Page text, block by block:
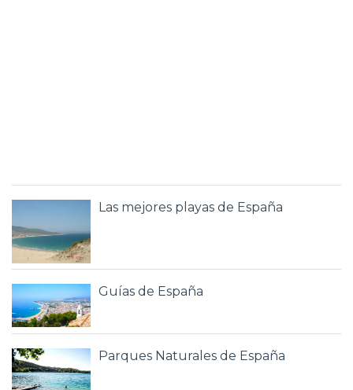
Las mejores playas de España
Guías de España
Parques Naturales de España